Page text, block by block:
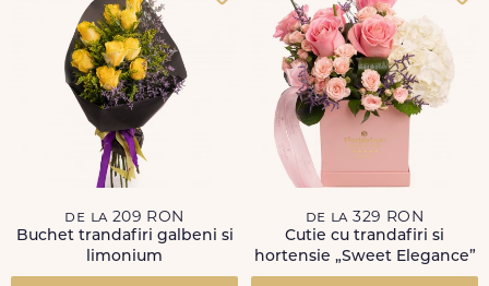
de la 209 RON
Buchet trandafiri galbeni si
limonium
de la 329 RON
Cutie cu trandafiri si
hortensie „Sweet Elegance”